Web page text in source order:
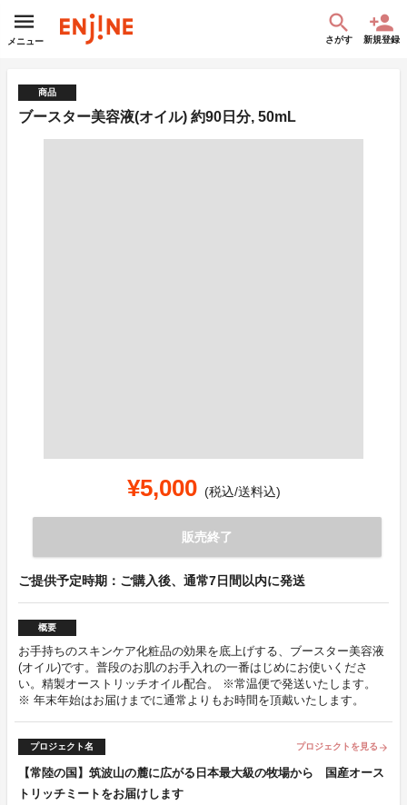
メニュー さがす 新規登録
商品
ブースター美容液(オイル) 約90日分, 50mL
¥5,000 (税込/送料込)
販売終了
ご提供予定時期：ご購入後、通常7日間以内に発送
概要
お手持ちのスキンケア化粧品の効果を底上げする、ブースター美容液
(オイル)です。普段のお肌のお手入れの一番はじめにお使いくださ
い。精製オーストリッチオイル配合。 ※常温便で発送いたします。
※ 年末年始はお届けまでに通常よりもお時間を頂戴いたします。
プロジェクト名 プロジェクトを見る arrow_forward
【常陸の国】筑波山の麓に広がる日本最大級の牧場から 国産オース
トリッチミートをお届けします